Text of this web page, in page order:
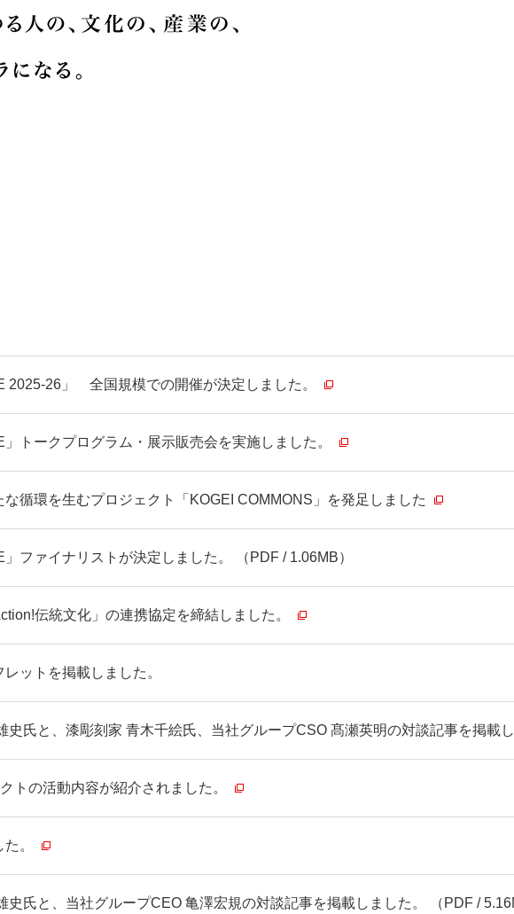
2025-26」 全国規模での開催が決定しました。
トークプログラム・展示販売会を実施しました。
循環を生むプロジェクト「KOGEI COMMONS」を発足しました
ファイナリストが決定しました。 （PDF / 1.06MB）
伝統文化」の連携協定を締結しました。
ットを掲載しました。
史氏と、漆彫刻家 青木千絵氏、当社グループCSO 髙瀬英明の対談記事を掲載
トの活動内容が紹介されました。
。
史氏と、当社グループCEO 亀澤宏規の対談記事を掲載しました。 （PDF /